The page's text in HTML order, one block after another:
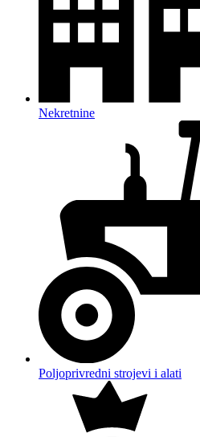
Nekretnine
Poljoprivredni strojevi i alati